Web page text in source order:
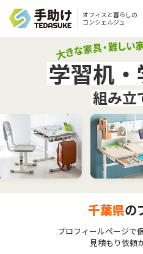
オフィスと暮らしの
コンシェルジュ
学習机
組み立
千葉県の
プロフィールページで
見積もり依頼